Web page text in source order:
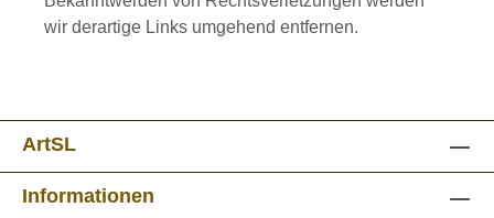
wir derartige Links umgehend entfernen.
ArtSL
Informationen